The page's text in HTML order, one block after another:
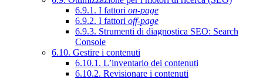
6.9.1. I fattori on-page
6.9.2. I fattori off-page
6.9.3. Strumenti di diagnostica SEO: Search
Console
6.10. Gestire i contenuti
6.10.1. L’inventario dei contenuti
6.10.2. Revisionare i contenuti